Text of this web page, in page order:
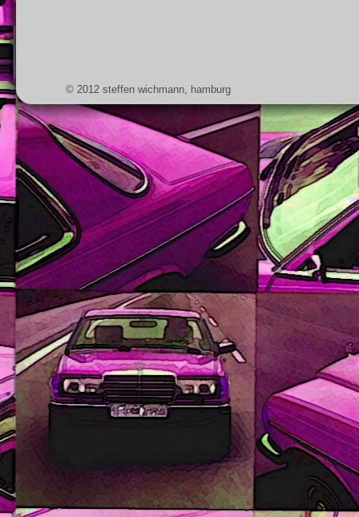
© 2012 steffen wichmann, hamburg